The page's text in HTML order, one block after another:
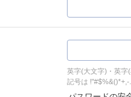
英字(大文字)・英字
記号は !"#$%&()*+,-